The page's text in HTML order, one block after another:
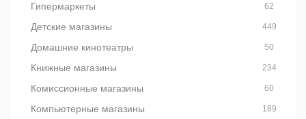
Гипермаркеты 62
Детские магазины 449
Домашние кинотеатры 50
Книжные магазины 234
Комиссионные магазины 60
Компьютерные магазины 189